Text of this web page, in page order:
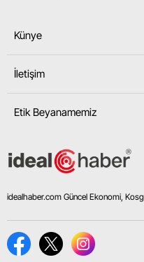
Künye
İletişim
Etik Beyanamemiz
idealhaber.com Güncel Ekonomi,